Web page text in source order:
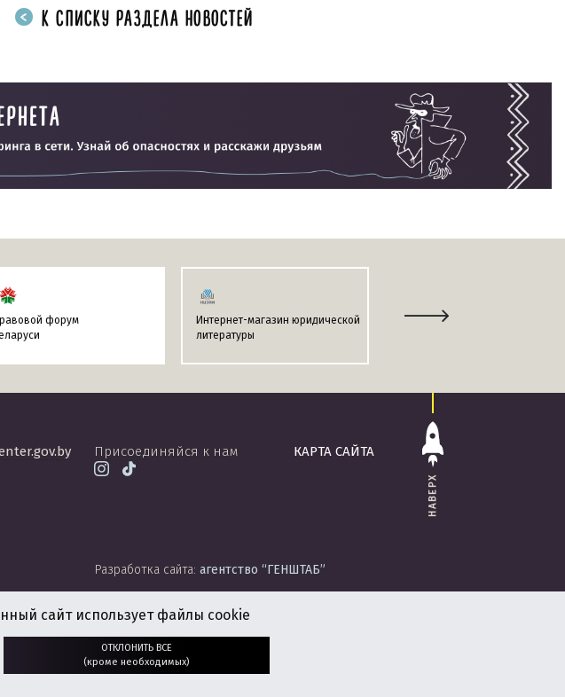
К СПИСКУ РАЗДЕЛА НОВОСТЕЙ
форум
Интернет-магазин юридической
литературы
Информационно-поисковая
НАВЕРХ
КАРТА САЙТА
Присоединяйся к нам
Разработка сайта: агентство “ГЕНШТАБ”
сайт использует файлы cookie
ОТКЛОНИТЬ ВСЕ
(кроме необходимых)